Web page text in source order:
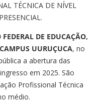
TÉCNICA DE NÍVEL
DE EDUCAÇÃO,
UURUÇUCA, no
a abertura das
em 2025. São
Profissional Técnica
médio.